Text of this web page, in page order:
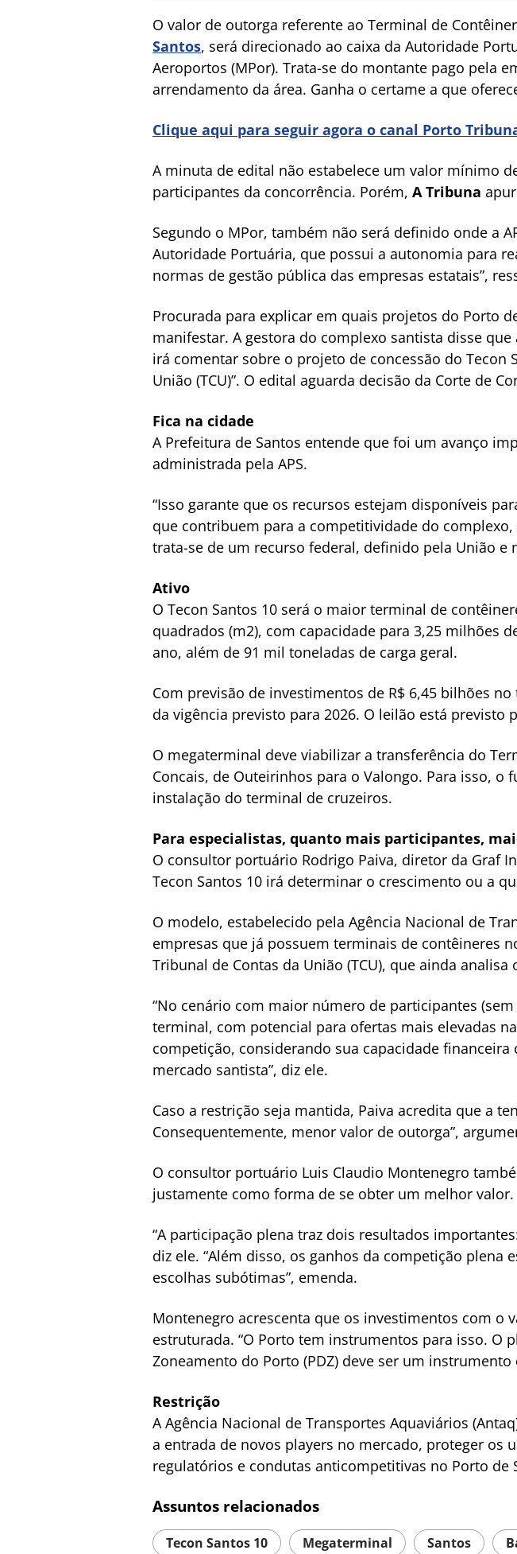
O valor de outorga referente ao Terminal de
Santos, será direcionado ao caixa da Autoridade
Aeroportos (MPor). Trata-se do montante pago pela
arrendamento da área. Ganha o certame a que
Clique aqui para seguir agora o canal Porto
A minuta de edital não estabelece um valor mínimo
participantes da concorrência. Porém, A Tribuna
Segundo o MPor, também não será definido onde a
Autoridade Portuária, que possui a autonomia para
normas de gestão pública das empresas estatais”,
Procurada para explicar em quais projetos do Porto
manifestar. A gestora do complexo santista disse
irá comentar sobre o projeto de concessão do
União (TCU)”. O edital aguarda decisão da Corte de
Fica na cidade
A Prefeitura de Santos entende que foi um avanço
administrada pela APS.
“Isso garante que os recursos estejam disponíveis
que contribuem para a competitividade do
trata-se de um recurso federal, definido pela União
Ativo
O Tecon Santos 10 será o maior terminal de
quadrados (m2), com capacidade para 3,25 milhões
ano, além de 91 mil toneladas de carga geral.
Com previsão de investimentos de R$ 6,45 bilhões
da vigência previsto para 2026. O leilão está previsto
O megaterminal deve viabilizar a transferência do
Concais, de Outeirinhos para o Valongo. Para isso,
instalação do terminal de cruzeiros.
Para especialistas, quanto mais participantes,
O consultor portuário Rodrigo Paiva, diretor da Graf
Tecon Santos 10 irá determinar o crescimento ou a
O modelo, estabelecido pela Agência Nacional de
empresas que já possuem terminais de contêineres
Tribunal de Contas da União (TCU), que ainda analisa
“No cenário com maior número de participantes
terminal, com potencial para ofertas mais elevadas
competição, considerando sua capacidade
mercado santista”, diz ele.
Caso a restrição seja mantida, Paiva acredita que a
Consequentemente, menor valor de outorga”,
O consultor portuário Luis Claudio Montenegro
justamente como forma de se obter um melhor valor.
“A participação plena traz dois resultados
diz ele. “Além disso, os ganhos da competição
escolhas subótimas”, emenda.
Montenegro acrescenta que os investimentos com o
estruturada. “O Porto tem instrumentos para isso. O
Zoneamento do Porto (PDZ) deve ser um instrumento
Restrição
A Agência Nacional de Transportes Aquaviários
a entrada de novos players no mercado, proteger os
regulatórios e condutas anticompetitivas no Porto de
Assuntos relacionados
Tecon Santos 10 Megaterminal Santos